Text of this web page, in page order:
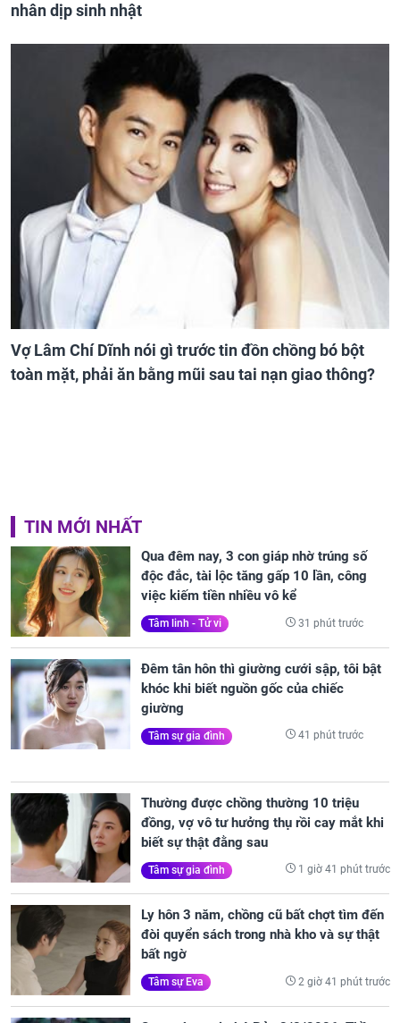
nhân dịp sinh nhật
Vợ Lâm Chí Dĩnh nói gì trước tin đồn chồng bó bột
toàn mặt, phải ăn bằng mũi sau tai nạn giao thông?
TIN MỚI NHẤT
Qua đêm nay, 3 con giáp nhờ trúng số
độc đắc, tài lộc tăng gấp 10 lần, công
việc kiếm tiền nhiều vô kể
Tâm linh - Tử vi 31 phút trước
Đêm tân hôn thì giường cưới sập, tôi bật
khóc khi biết nguồn gốc của chiếc
giường
Tâm sự gia đình 41 phút trước
Thường được chồng thường 10 triệu
đồng, vợ vô tư hưởng thụ rồi cay mắt khi
biết sự thật đằng sau
Tâm sự gia đình 1 giờ 41 phút trước
Ly hôn 3 năm, chồng cũ bất chợt tìm đến
đòi quyển sách trong nhà kho và sự thật
bất ngờ
Tâm sự Eva 2 giờ 41 phút trước